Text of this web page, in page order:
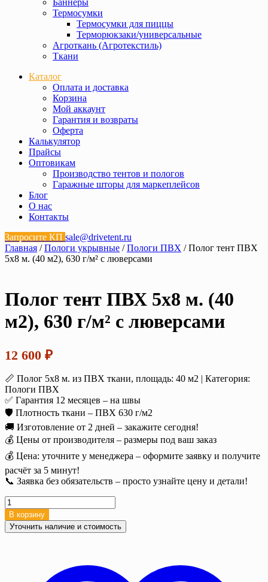
Баннеры
Термосумки
Термосумки для пиццы
Терморюкзаки/универсальные
Агроткань (Агротекстиль)
Ткани
Каталог
Оплата и доставка
Корзина
Мой аккаунт
Гарантия и возвраты
Оферта
Калькулятор
Прайсы
Оптовикам
Производство тентов и пологов
Гаражные шторы для маркеплейсов
Блог
О нас
Контакты
Запросите КП sale@drivetent.ru
Главная /Пологи укрывные /Пологи ПВХ / Полог тент ПВХ
5х8 м. (40 м2), 630 г/м² с люверсами
Полог тент ПВХ 5х8 м. (40
м2), 630 г/м² с люверсами
12 600 ₽
📏 Полог 5х8 м. из ПВХ ткани, площадь: 40 м2 | Категория:
Пологи ПВХ
✅ Гарантия 12 месяцев – на швы
🛡️ Плотность ткани – ПВХ 630 г/м2
🚚 Изготовление от 2 дней – закажите сегодня!
💰 Цены от производителя – размеры под ваш заказ
💰 Цена: уточните у менеджера – оформите заявку и получите
расчёт за 5 минут!
📞 Заявка без обязательств – просто узнайте цену и детали!
Количество
товара
Полог
тент
В корзину
Уточнить наличие и стоимость